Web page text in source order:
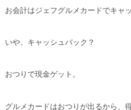
お会計はジェフグルメカードでキャ
いや、キャッシュバック？
おつりで現金ゲット。
グルメカードはおつりが出るから、